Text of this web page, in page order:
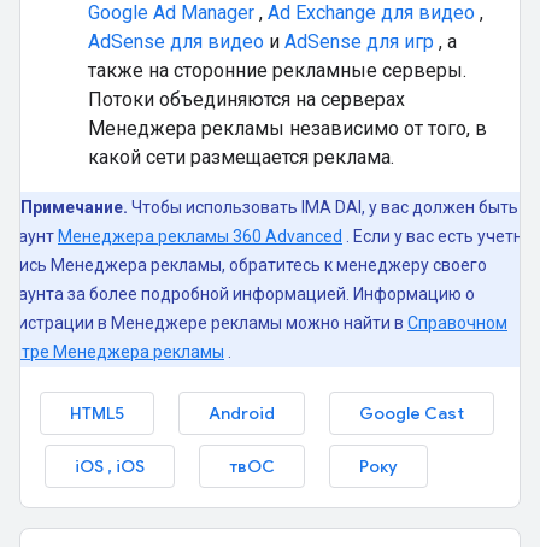
Google Ad Manager , Ad Exchange для видео ,
AdSense для видео и AdSense для игр , а
также на сторонние рекламные серверы.
Потоки объединяются на серверах
Менеджера рекламы независимо от того, в
какой сети размещается реклама.
Примечание. Чтобы использовать IMA DAI, у вас должен быть
Менеджера рекламы 360 Advanced
. Если у вас есть
Менеджера рекламы, обратитесь к менеджеру своего
за более подробной информацией. Информацию о
в Менеджере рекламы можно найти в Справочном
Менеджера рекламы
HTML5 Android Google Cast
iOS , iOS твОС Року